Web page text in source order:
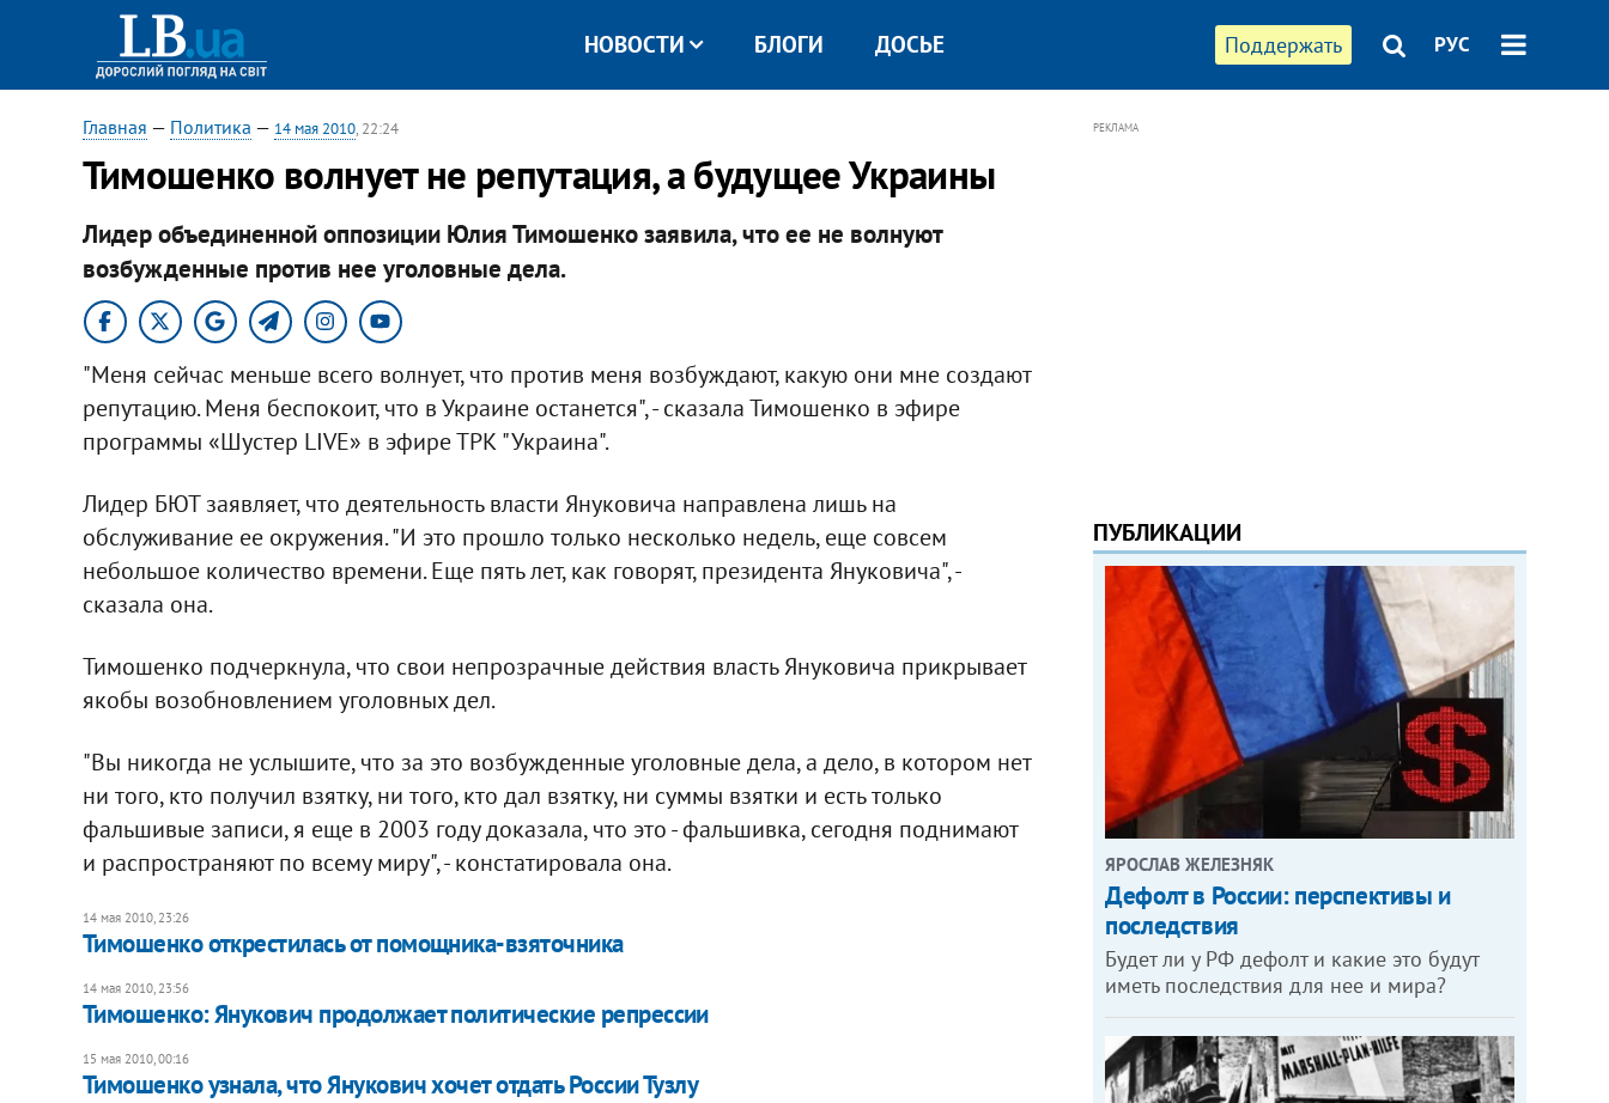
Поддержать РУС
НОВОСТИ БЛОГИ ДОСЬЕ
Главная — Политика — 14 мая 2010, 22:24
Тимошенко волнует не репутация, а будущее Украины
Лидер объединенной оппозиции Юлия Тимошенко заявила, что ее не волнуют
возбужденные против нее уголовные дела.
"Меня сейчас меньше всего волнует, что против меня возбуждают, какую они мне создают
репутацию. Меня беспокоит, что в Украине останется", - сказала Тимошенко в эфире
программы «Шустер LIVE» в эфире ТРК "Украина".
Лидер БЮТ заявляет, что деятельность власти Януковича направлена лишь на
обслуживание ее окружения. "И это прошло только несколько недель, еще совсем
небольшое количество времени. Еще пять лет, как говорят, президента Януковича", -
сказала она.
Тимошенко подчеркнула, что свои непрозрачные действия власть Януковича прикрывает
якобы возобновлением уголовных дел.
"Вы никогда не услышите, что за это возбужденные уголовные дела, а дело, в котором нет
ни того, кто получил взятку, ни того, кто дал взятку, ни суммы взятки и есть только
фальшивые записи, я еще в 2003 году доказала, что это - фальшивка, сегодня поднимают
и распространяют по всему миру", - констатировала она.
14 мая 2010, 23:26
Тимошенко открестилась от помощника-взяточника
14 мая 2010, 23:56
Тимошенко: Янукович продолжает политические репрессии
15 мая 2010, 00:16
Тимошенко узнала, что Янукович хочет отдать России Тузлу
РЕКЛАМА
ПУБЛИКАЦИИ
ЯРОСЛАВ ЖЕЛЕЗНЯК
Дефолт в России: перспективы и
последствия
Будет ли у РФ дефолт и какие это будут
иметь последствия для нее и мира?